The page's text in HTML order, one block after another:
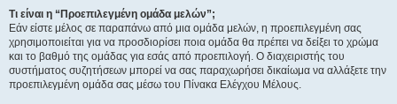
Τι είναι η “Προεπιλεγμένη ομάδα μελών”;
Εάν είστε μέλος σε παραπάνω από μια ομάδα μελών, η προεπιλεγμένη σας
χρησιμοποιείται για να προσδιορίσει ποια ομάδα θα πρέπει να δείξει το χρώμα
και το βαθμό της ομάδας για εσάς από προεπιλογή. Ο διαχειριστής του
συστήματος συζητήσεων μπορεί να σας παραχωρήσει δικαίωμα να αλλάξετε την
προεπιλεγμένη ομάδα σας μέσω του Πίνακα Ελέγχου Μέλους.